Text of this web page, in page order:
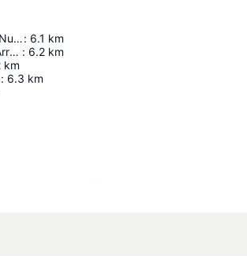
Aeropuerto Internacional de Salto "Nueva Hespérides": 6.1 km
Museo Regional Municipal Palacio Arruabarrena : 6.2 km
km
: 6.3 km